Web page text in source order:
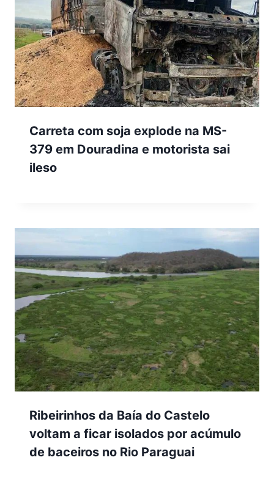
Carreta com soja explode na MS-
379 em Douradina e motorista sai
ileso
Ribeirinhos da Baía do Castelo
voltam a ficar isolados por acúmulo
de baceiros no Rio Paraguai